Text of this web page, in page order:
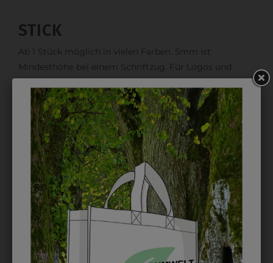
STICK
Ab 1 Stück möglich in vielen Farben. 5mm ist
Mindesthöhe bei einem Schriftzug. Für Logos und
Namen optimal. Waschbar bis zu 95°C.
EMBLEM
Kann gestickt oder bedruckt werden. Sehr vielseitig
einsetzbar und beim Sticken wieder ab 1 Stück
möglich.
DRUCK
Perfekt für große Logos und für kleine Details, jedoch
kostet jede Farbe extra und ist erst ab 12 Stück
möglich. Waschbar bis zu 60°C.